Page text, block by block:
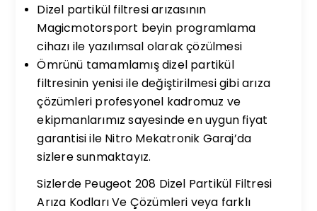
Dizel partikül filtresi arızasının
Magicmotorsport beyin programlama
cihazı ile yazılımsal olarak çözülmesi
Ömrünü tamamlamış dizel partikül
filtresinin yenisi ile değiştirilmesi gibi arıza
çözümleri profesyonel kadromuz ve
ekipmanlarımız sayesinde en uygun fiyat
garantisi ile Nitro Mekatronik Garaj’da
sizlere sunmaktayız.
Sizlerde Peugeot 208 Dizel Partikül Filtresi
Arıza Kodları Ve Çözümleri veya farklı